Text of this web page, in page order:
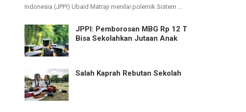
Indonesia (JPPI) Ubaid Matraji menilai polemik Sistem ...
JPPI: Pemborosan MBG Rp 12 T
Bisa Sekolahkan Jutaan Anak
Salah Kaprah Rebutan Sekolah